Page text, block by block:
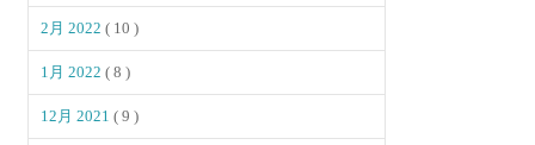
2月 2022( 10 )
1月 2022( 8 )
12月 2021( 9 )